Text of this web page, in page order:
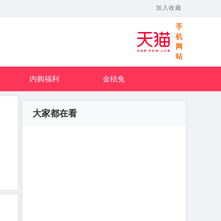
加入收藏
手
机
网
站
内购福利 金桔兔
大家都在看